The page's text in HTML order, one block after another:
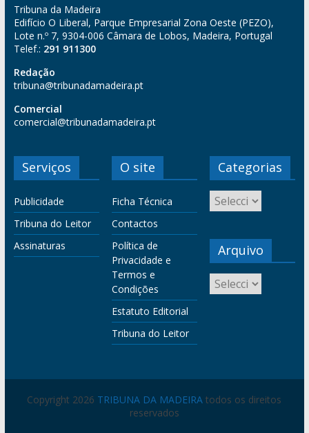
Tribuna da Madeira
Edifício O Liberal, Parque Empresarial Zona Oeste (PEZO),
Lote n.º 7, 9304-006 Câmara de Lobos, Madeira, Portugal
Telef.: 291 911300
Redação
tribuna@tribunadamadeira.pt
Comercial
comercial@tribunadamadeira.pt
Serviços
Publicidade
Tribuna do Leitor
Assinaturas
O site
Ficha Técnica
Contactos
Política de
Privacidade e
Termos e
Condições
Estatuto Editorial
Tribuna do Leitor
Categorias
Arquivo
Copyright 2026 TRIBUNA DA MADEIRA todos os direitos
reservados